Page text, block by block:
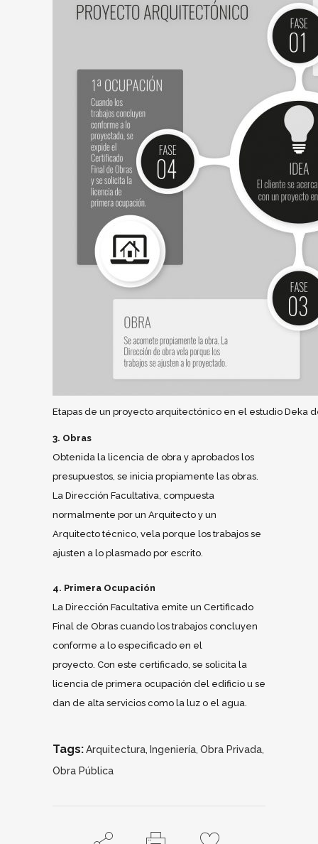
Etapas de un proyecto arquitectónico en el estudio Deka
3. Obras
Obtenida la licencia de obra y aprobados los
presupuestos, se inicia propiamente las obras.
La Dirección Facultativa, compuesta
normalmente por un Arquitecto y un
Arquitecto técnico, vela porque los trabajos se
ajusten a lo plasmado por escrito.
4. Primera Ocupación
La Dirección Facultativa emite un Certificado
Final de Obras cuando los trabajos concluyen
conforme a lo especificado en el
proyecto. Con este certificado, se solicita la
licencia de primera ocupación del edificio u se
dan de alta servicios como la luz o el agua.
Tags:Arquitectura, Ingeniería, Obra Privada,
Obra Pública